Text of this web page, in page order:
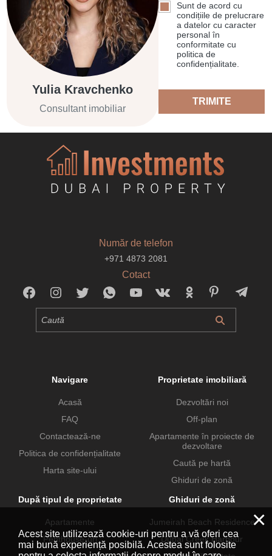
Yulia Kravchenko
Consultant imobiliar
Sunt de acord cu
condițiile de prelucrare
a datelor cu caracter
personal în
conformitate cu
politica de
confidențialitate.
TRIMITE
Număr de telefon
+971 4873 2081
Cotact
Navigare
Acasă
FAQ
Contactează-ne
Politica de confidențialitate
Harta site-ului
Proprietate imobiliară
Dezvoltări noi
Off-plan
Apartamente în proiecte de
dezvoltare
Caută pe hartă
Ghiduri de zonă
După tipul de proprietate
Apartamente
Penthouse-uri
Ghiduri de zonă
Jumeirah Beach Residence
Dubai Creek Harbour
×
Acest site utilizează cookie-uri pentru a vă oferi cea
mai bună experiență posibilă. Acestea sunt folosite